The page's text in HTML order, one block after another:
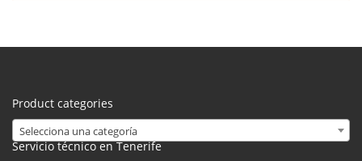
Product categories
Selecciona una categoría
Servicio técnico en Tenerife